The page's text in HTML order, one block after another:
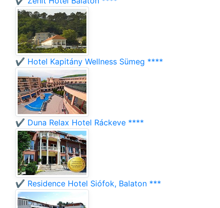
✔️ Hotel Kapitány Wellness Sümeg ****
✔️ Duna Relax Hotel Ráckeve ****
✔️ Residence Hotel Siófok, Balaton ***